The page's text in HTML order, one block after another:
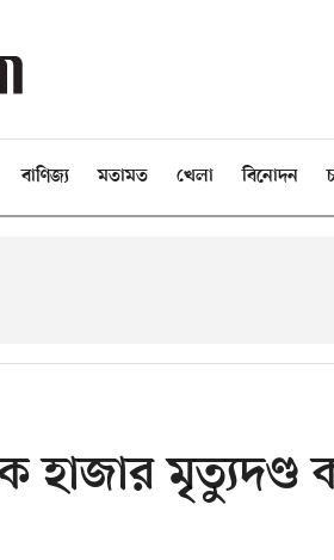
বাণিজ্য মতামত খেলা বিনোদন
হাজার মৃত্যুদণ্ড